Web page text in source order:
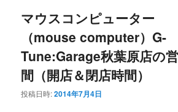
マウスコンピューター
（mouse computer）G-
Tune:Garage秋葉原店の
間（開店＆閉店時間）
投稿日時:2014年7月4日